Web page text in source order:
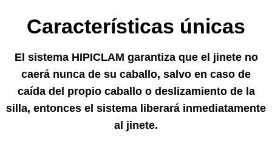
Características únicas
El sistema HIPICLAM garantiza que el jinete no
caerá nunca de su caballo, salvo en caso de
caída del propio caballo o deslizamiento de la
silla, entonces el sistema liberará inmediatamente
al jinete.